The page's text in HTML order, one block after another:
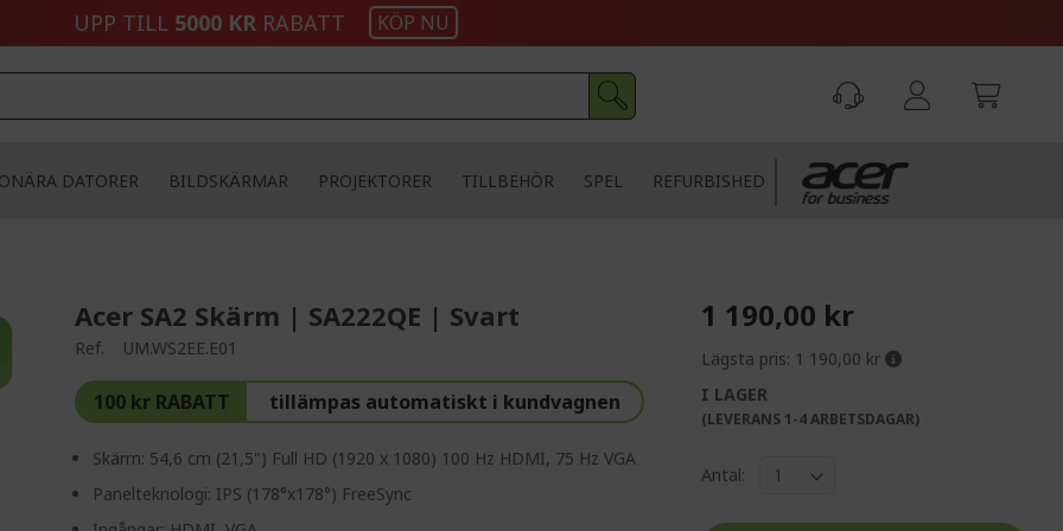
UPP TILL 5000 KR RABATT KÖP NU
DATORER BILDSKÄRMAR PROJEKTORER TILLBEHÖR SPEL REFURBISHED
Acer SA2 Skärm | SA222QE | Svart
Ref. UM.WS2EE.E01
100 kr RABATT tillämpas automatiskt i kundvagnen
Skärm: 54,6 cm (21,5") Full HD (1920 x 1080) 100 Hz HDMI, 75 Hz VGA
Panelteknologi: IPS (178°x178°) FreeSync
1 190,00 kr
Lägsta pris: 1 190,00 kr
I LAGER
(LEVERANS 1-4 ARBETSDAGAR)
Antal: